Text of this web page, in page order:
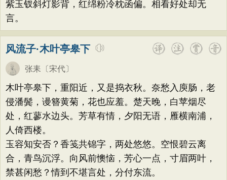
紫玉钗斜灯影背，红绵粉冷枕函偏。相看好处却无
言。
风流子·木叶亭皋下
张耒 〔宋代〕
木叶亭皋下，重阳近，又是捣衣秋。奈愁入庾肠，老
侵潘鬓，谩簪黄菊，花也应羞。楚天晚，白苹烟尽
处，红蓼水边头。芳草有情，夕阳无语，雁横南浦，
人倚西楼。
玉容知安否？香笺共锦字，两处悠悠。空恨碧云离
合，青鸟沉浮。向风前懊恼，芳心一点，寸眉两叶，
禁甚闲愁？情到不堪言处，分付东流。